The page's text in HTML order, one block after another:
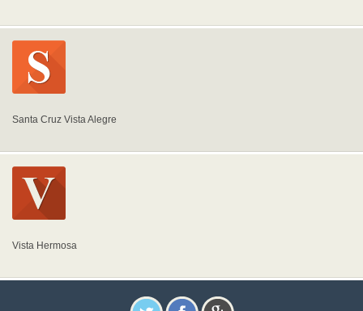
Santa Cruz Vista Alegre
Vista Hermosa